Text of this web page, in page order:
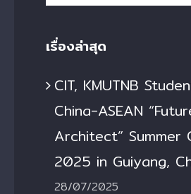
for:
เรื่องล่าสุด
CIT, KMUTNB
China-ASEAN
Architect” Summer
2025 in Guiyang,
28/07/2025